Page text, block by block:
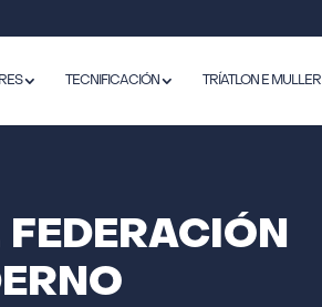
TECNIFICACIÓN TRÍATLON E MULLER